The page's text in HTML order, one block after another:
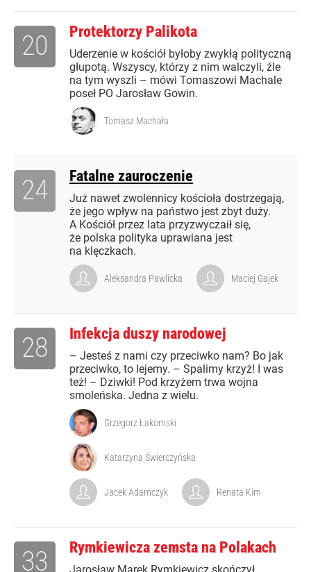
Protektorzy Palikota
Uderzenie w kościół byłoby zwykłą polityczną
głupotą. Wszyscy, którzy z nim walczyli, źle
na tym wyszli – mówi Tomaszowi Machale
poseł PO Jarosław Gowin.
20
Tomasz Machała
Fatalne zauroczenie
Już nawet zwolennicy kościoła dostrzegają,
że jego wpływ na państwo jest zbyt duży.
A Kościół przez lata przyzwyczaił się,
że polska polityka uprawiana jest
na klęczkach.
24
Aleksandra Pawlicka Maciej Gajek
Infekcja duszy narodowej
– Jesteś z nami czy przeciwko nam? Bo jak
przeciwko, to lejemy. – Spalimy krzyż! I was
też! – Dziwki! Pod krzyżem trwa wojna
smoleńska. Jedna z wielu.
28
Grzegorz Łakomski
Katarzyna Świerczyńska
Jacek Adamczyk Renata Kim
Rymkiewicza zemsta na Polakach
33